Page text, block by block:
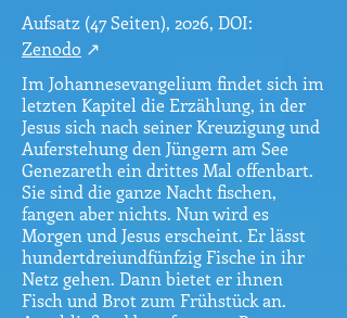
Aufsatz (47 Seiten), 2026, DOI:
Zenodo ↗
Im Johannesevangelium findet sich im
letzten Kapitel die Erzählung, in der
Jesus sich nach seiner Kreuzigung und
Auferstehung den Jüngern am See
Genezareth ein drittes Mal offenbart.
Sie sind die ganze Nacht fischen,
fangen aber nichts. Nun wird es
Morgen und Jesus erscheint. Er lässt
hundertdreiundfünfzig Fische in ihr
Netz gehen. Dann bietet er ihnen
Fisch und Brot zum Frühstück an.